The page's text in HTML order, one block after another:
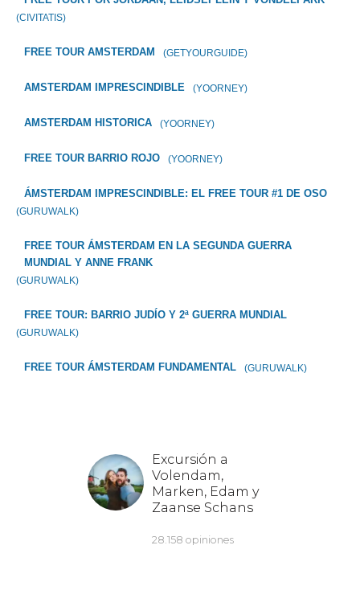
(CIVITATIS)
FREE TOUR AMSTERDAM (GETYOURGUIDE)
AMSTERDAM IMPRESCINDIBLE (YOORNEY)
AMSTERDAM HISTORICA (YOORNEY)
FREE TOUR BARRIO ROJO (YOORNEY)
ÁMSTERDAM IMPRESCINDIBLE: EL FREE TOUR #1 DE OSO
(GURUWALK)
FREE TOUR ÁMSTERDAM EN LA SEGUNDA GUERRA
MUNDIAL Y ANNE FRANK
(GURUWALK)
FREE TOUR: BARRIO JUDÍO Y 2ª GUERRA MUNDIAL
(GURUWALK)
FREE TOUR ÁMSTERDAM FUNDAMENTAL (GURUWALK)